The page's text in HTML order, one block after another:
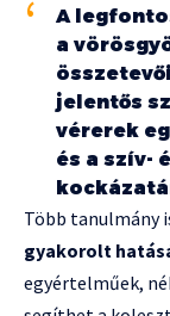
A
a
jelentős
vérerek
és a szív-
Több tanulmány
gyakorolt
egyértelműek,